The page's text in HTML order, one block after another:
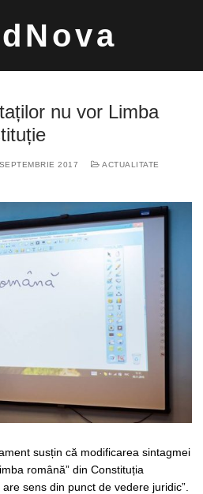
nu vor Limba
2017
ACTUALITATE
susțin că modificarea sintagmei
română” din Constituția
sens din punct de vedere juridic”.